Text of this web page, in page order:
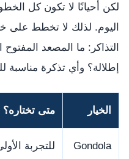
لكن أحيانًا لا تكون كل
اليوم. لذلك لا تخطط
التذاكر: ما المصعد
إطلالة؟ وأي تذكرة
الخيار متى تختاره؟
Gondola للتجربة